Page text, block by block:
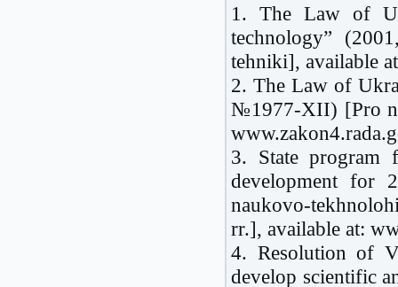
1. The Law of
technology”
tehniki], available
2. The Law of
№1977-XII) [Pro
3. State program
development for
naukovo-
rr.], available at:
4. Resolution of
develop scientific